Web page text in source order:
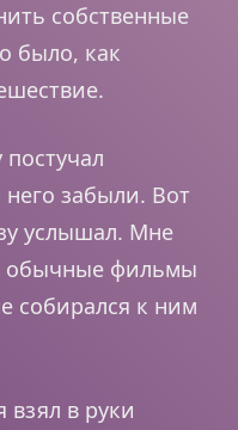
собственные
было, как
забыли. Вот
услышал. Мне
обычные фильмы
собирался к ним
взял в руки